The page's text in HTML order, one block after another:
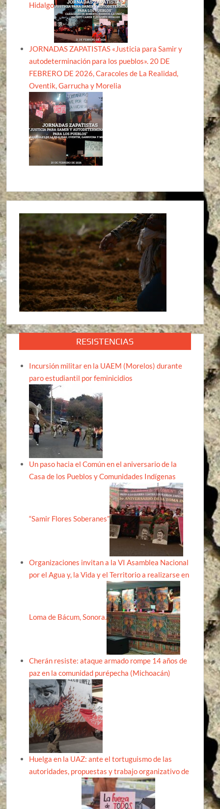
Hidalgo
JORNADAS ZAPATISTAS «Justicia para Samir y
autodeterminación para los pueblos». 20 DE
FEBRERO DE 2026, Caracoles de La Realidad,
Oventik, Garrucha y Morelia
RESISTENCIAS
Incursión militar en la UAEM (Morelos) durante
paro estudiantil por feminicidios
Un paso hacia el Común en el aniversario de la
Casa de los Pueblos y Comunidades Indígenas
“Samir Flores Soberanes”
Organizaciones invitan a la VI Asamblea Nacional
por el Agua y, la Vida y el Territorio a realizarse en
Loma de Bácum, Sonora.
Cherán resiste: ataque armado rompe 14 años de
paz en la comunidad purépecha (Michoacán)
Huelga en la UAZ: ante el tortuguismo de las
autoridades, propuestas y trabajo organizativo de